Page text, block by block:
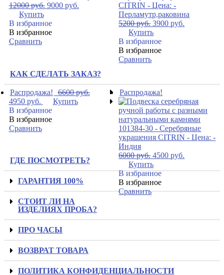
12000руб. 9000 руб.
Купить
В избранное
В избранное
Сравнить
5200руб. 3900руб.
Купить
В избранное
В избранное
Сравнить
Распродажа! 6600руб.
4950 руб.
Купить
В избранное
В избранное
Сравнить
Распродажа!
6000руб. 4500руб.
Купить
В избранное
В избранное
Сравнить
КАК СДЕЛАТЬ ЗАКАЗ?
ГДЕ ПОСМОТРЕТЬ?
ГАРАНТИЯ 100%
СТОИТ ЛИ НА
ИЗДЕЛИЯХ ПРОБА?
ПРО ЧАСЫ
ВОЗВРАТ ТОВАРА
ПОЛИТИКА КОНФИДЕНЦИАЛЬНОСТИ